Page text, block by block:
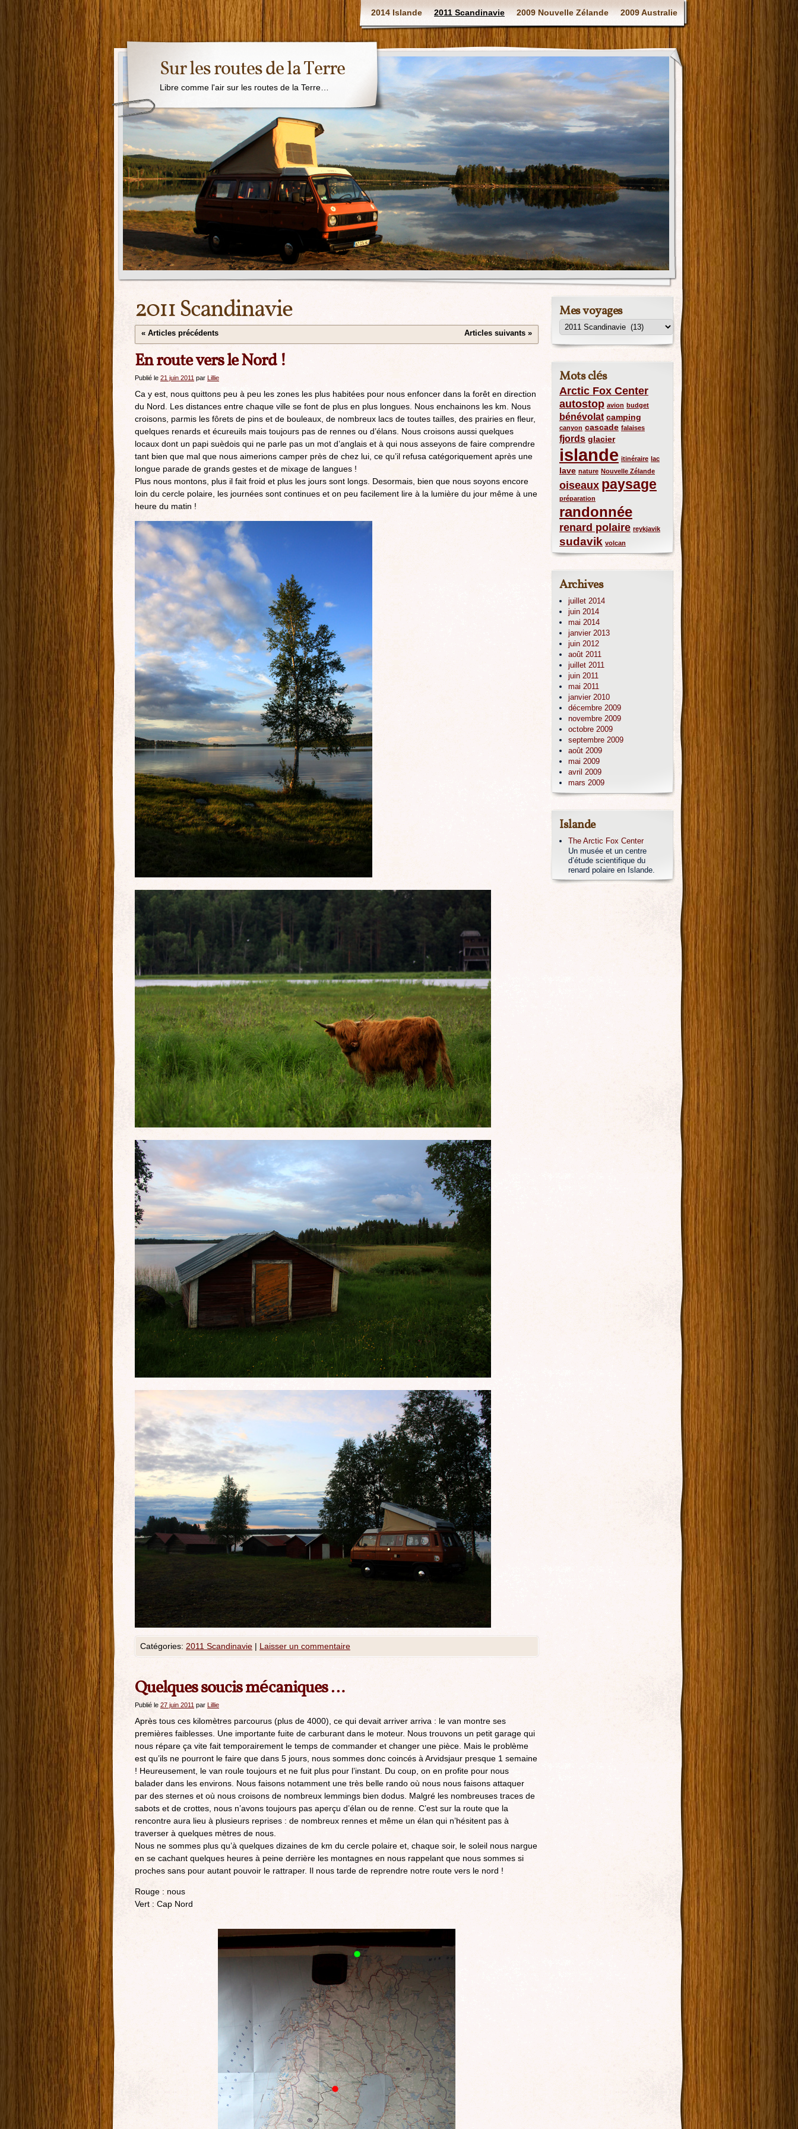
2014 Islande 2011 Scandinavie 2009 Nouvelle Zélande 2009 Australie
Sur les routes de la Terre
Libre comme l'air sur les routes de la Terre…
2011 Scandinavie
Articles suivants »
« Articles précédents
En route vers le Nord !
Publié le 21 juin 2011 par Lillie
Ca y est, nous quittons peu à peu les zones les plus habitées pour nous enfoncer dans la forêt en direction
du Nord. Les distances entre chaque ville se font de plus en plus longues. Nous enchainons les km. Nous
croisons, parmis les fôrets de pins et de bouleaux, de nombreux lacs de toutes tailles, des prairies en fleur,
quelques renards et écureuils mais toujours pas de rennes ou d’élans. Nous croisons aussi quelques
locaux dont un papi suèdois qui ne parle pas un mot d’anglais et à qui nous asseyons de faire comprendre
tant bien que mal que nous aimerions camper près de chez lui, ce qu’il refusa catégoriquement après une
longue parade de grands gestes et de mixage de langues !
Plus nous montons, plus il fait froid et plus les jours sont longs. Desormais, bien que nous soyons encore
loin du cercle polaire, les journées sont continues et on peu facilement lire à la lumière du jour même à une
heure du matin !
Catégories: 2011 Scandinavie | Laisser un commentaire
Quelques soucis mécaniques …
Publié le 27 juin 2011 par Lillie
Après tous ces kilomètres parcourus (plus de 4000), ce qui devait arriver arriva : le van montre ses
premières faiblesses. Une importante fuite de carburant dans le moteur. Nous trouvons un petit garage qui
nous répare ça vite fait temporairement le temps de commander et changer une pièce. Mais le problème
est qu’ils ne pourront le faire que dans 5 jours, nous sommes donc coincés à Arvidsjaur presque 1 semaine
! Heureusement, le van roule toujours et ne fuit plus pour l’instant. Du coup, on en profite pour nous
balader dans les environs. Nous faisons notamment une très belle rando où nous nous faisons attaquer
par des sternes et où nous croisons de nombreux lemmings bien dodus. Malgré les nombreuses traces de
sabots et de crottes, nous n’avons toujours pas aperçu d’élan ou de renne. C’est sur la route que la
rencontre aura lieu à plusieurs reprises : de nombreux rennes et même un élan qui n’hésitent pas à
traverser à quelques mètres de nous.
Nous ne sommes plus qu’à quelques dizaines de km du cercle polaire et, chaque soir, le soleil nous nargue
en se cachant quelques heures à peine derrière les montagnes en nous rappelant que nous sommes si
proches sans pour autant pouvoir le rattraper. Il nous tarde de reprendre notre route vers le nord !
Rouge : nous
Vert : Cap Nord
Mes voyages
Mots clés
Arctic Fox Center
autostop avion budget
bénévolat camping
canyon cascade falaises
fjords glacier
islande itinéraire lac
lave nature Nouvelle Zélande
oiseaux paysage
préparation
randonnée
renard polaire reykjavik
sudavik volcan
Archives
juillet 2014
juin 2014
mai 2014
janvier 2013
juin 2012
août 2011
juillet 2011
juin 2011
mai 2011
janvier 2010
décembre 2009
novembre 2009
octobre 2009
septembre 2009
août 2009
mai 2009
avril 2009
mars 2009
Islande
The Arctic Fox Center
Un musée et un centre
d’étude scientifique du
renard polaire en Islande.